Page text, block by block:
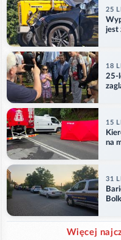
25
jest
18
25-
15
na
31
Więcej